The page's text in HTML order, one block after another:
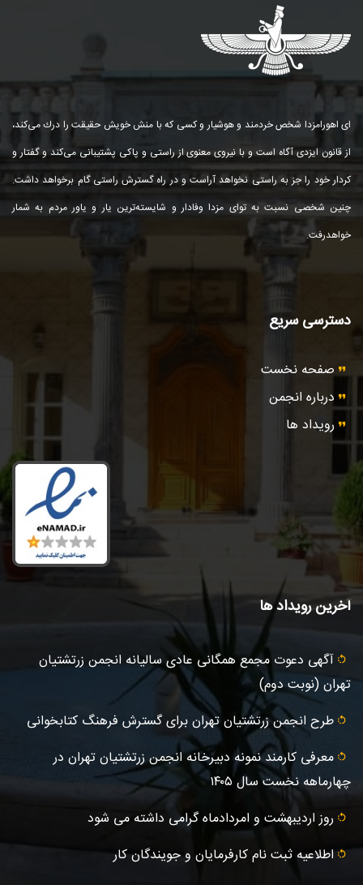
ای اهورامزدا شخص خردمند و هوشیار و كسی كه با منش خویش حقیقت را درك می‌كند،
از قانون ایزدی آگاه است و با نیروی معنوی از راستی و پاكی پشتیبانی می‌كند و گفتار و
كردار خود را جز به راستی نخواهد آراست و در راه گسترش راستی گام برخواهد داشت.
چنین شخصی نسبت به توای مزدا وفادار و شایسته‌ترین یار و یاور مردم به شمار
خواهد‌رفت.
دسترسی سریع
صفحه نخست
درباره انجمن
رویداد ها
آخرین رویداد ها
آگهى دعوت مجمع همگانی عادى ساليانه انجمن زرتشتيان
تهران (نوبت دوم)
طرح انجمن زرتشتیان تهران برای گسترش فرهنگ کتابخوانی
معرفی کارمند نمونه دبیرخانه انجمن زرتشتیان تهران در
چهارماهه نخست سال ۱۴۰۵
روز اردیبهشت و امردادماه گرامی داشته می شود
اطلاعیه ثبت‌ نام کارفرمایان و جویندگان کار